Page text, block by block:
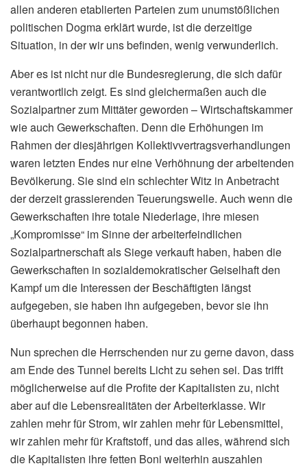
allen anderen etablierten Parteien zum unumstößlichen
politischen Dogma erklärt wurde, ist die derzeitige
Situation, in der wir uns befinden, wenig verwunderlich.
Aber es ist nicht nur die Bundesregierung, die sich dafür
verantwortlich zeigt. Es sind gleichermaßen auch die
Sozialpartner zum Mittäter geworden – Wirtschaftskammer
wie auch Gewerkschaften. Denn die Erhöhungen im
Rahmen der diesjährigen Kollektivvertragsverhandlungen
waren letzten Endes nur eine Verhöhnung der arbeitenden
Bevölkerung. Sie sind ein schlechter Witz in Anbetracht
der derzeit grassierenden Teuerungswelle. Auch wenn die
Gewerkschaften ihre totale Niederlage, ihre miesen
„Kompromisse“ im Sinne der arbeiterfeindlichen
Sozialpartnerschaft als Siege verkauft haben, haben die
Gewerkschaften in sozialdemokratischer Geiselhaft den
Kampf um die Interessen der Beschäftigten längst
aufgegeben, sie haben ihn aufgegeben, bevor sie ihn
überhaupt begonnen haben.
Nun sprechen die Herrschenden nur zu gerne davon, dass
am Ende des Tunnel bereits Licht zu sehen sei. Das trifft
möglicherweise auf die Profite der Kapitalisten zu, nicht
aber auf die Lebensrealitäten der Arbeiterklasse. Wir
zahlen mehr für Strom, wir zahlen mehr für Lebensmittel,
wir zahlen mehr für Kraftstoff, und das alles, während sich
die Kapitalisten ihre fetten Boni weiterhin auszahlen